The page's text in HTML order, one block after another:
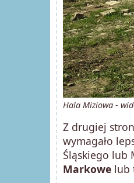
Hala Miziowa -
Z drugiej
wymagało
Śląskiego lub
Markowe lub